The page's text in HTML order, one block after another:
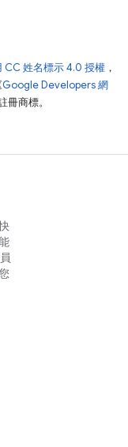
CC 姓名標示 4.0 授權 ，
Google Developers 網
商標。